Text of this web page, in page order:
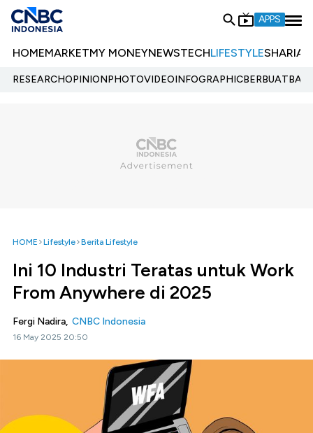
APPS
HOMEMARKETMY MONEYNEWSTECHLIFESTYLESHARIA
RESEARCHOPINIONPHOTOVIDEOINFOGRAPHIC
HOME Lifestyle Berita Lifestyle
Ini 10 Industri Teratas untuk Work
From Anywhere di 2025
Fergi Nadira, CNBC Indonesia
16 May 2025 20:50